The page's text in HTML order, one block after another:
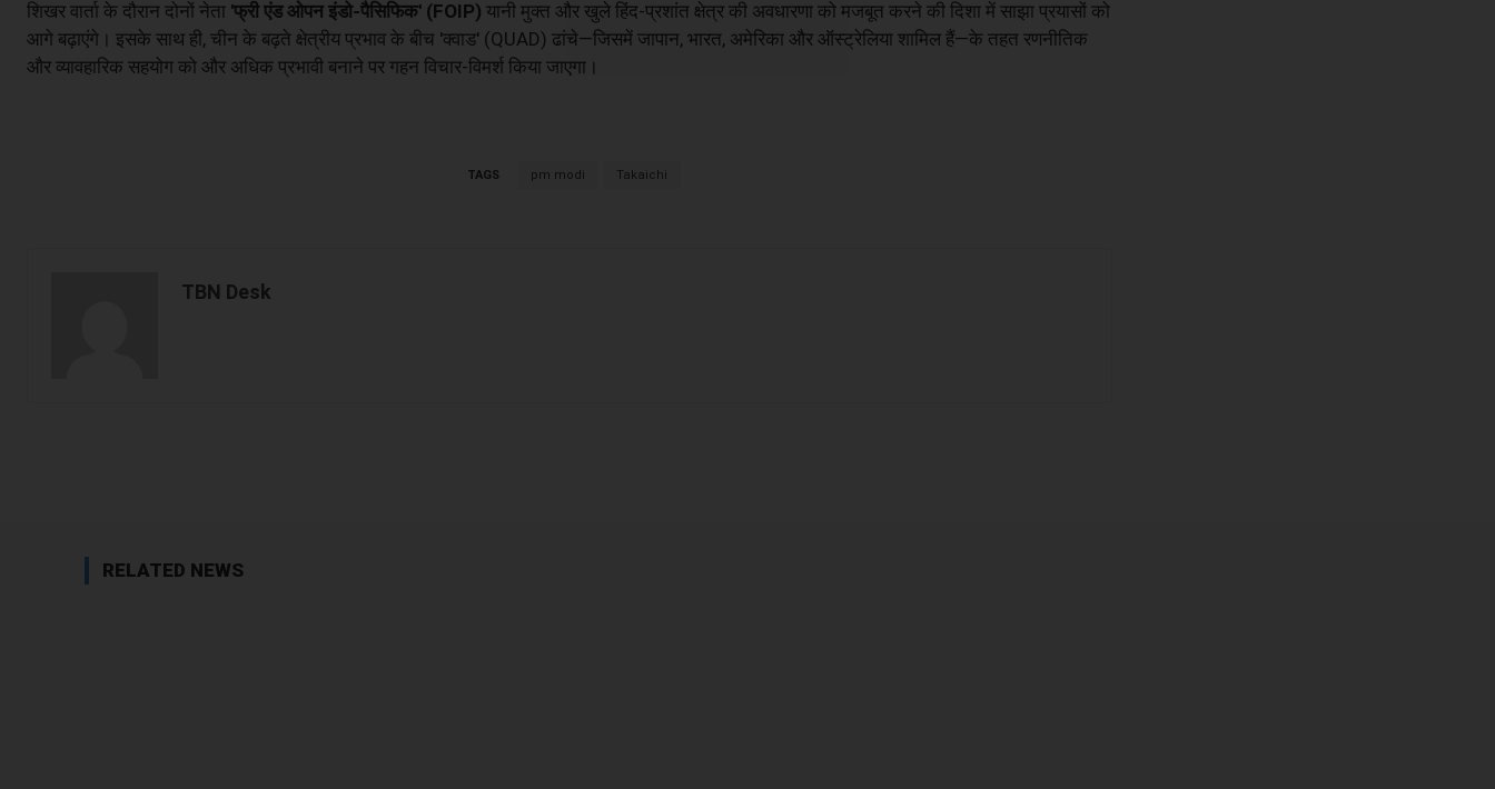
शिखर वार्ता के दौरान दोनों नेता 'फ्री एंड ओपन इंडो-पैसिफिक' (FOIP) यानी मुक्त और खुले हिंद-प्रशांत क्षेत्र की अवधारणा को मजबूत करने की दिशा में साझा प्रयासों को
आगे बढ़ाएंगे। इसके साथ ही, चीन के बढ़ते क्षेत्रीय प्रभाव के बीच 'क्वाड' (QUAD) ढांचे—जिसमें जापान, भारत, अमेरिका और ऑस्ट्रेलिया शामिल हैं—के तहत रणनीतिक
और व्यावहारिक सहयोग को और अधिक प्रभावी बनाने पर गहन विचार-विमर्श किया जाएगा।
TAGS pm modi Takaichi
TBN Desk
RELATED NEWS